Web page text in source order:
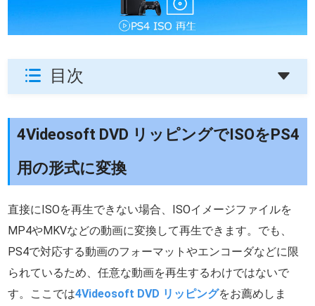
目次
4Videosoft DVD リッピングでISOをPS4
用の形式に変換
直接にISOを再生できない場合、ISOイメージファイルを
MP4やMKVなどの動画に変換して再生できます。でも、
PS4で対応する動画のフォーマットやエンコーダなどに限
られているため、任意な動画を再生するわけではないで
す。ここでは4Videosoft DVD リッピングをお薦めしま